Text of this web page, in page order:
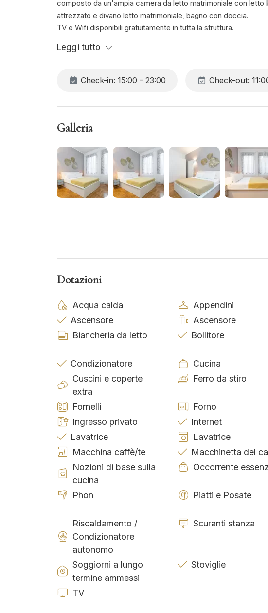
composto da un'ampia camera da letto matrimoniale con
attrezzato e divano letto matrimoniale, bagno con doccia.
TV e Wifi disponibili gratuitamente in tutta la struttura.
Leggi tutto
Check-in: 15:00 - 23:00 Check-out:
Galleria
Dotazioni
Acqua calda Appendini
Ascensore
Ascensore
Biancheria da letto
Bollitore
Condizionatore
Cucina
Cuscini e coperte
extra
Ferro da stiro
Fornelli Forno
Ingresso privato
Internet
Lavatrice
Lavatrice
Macchina caffè/te
Macchinetta del
Nozioni di base sulla
cucina
Occorrente
Phon
Piatti e Posate
Riscaldamento /
Condizionatore
autonomo
Scuranti stanza
Soggiorni a lungo
termine ammessi
Stoviglie
TV